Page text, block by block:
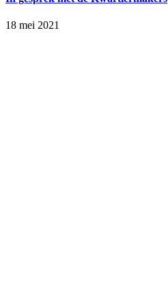
18 mei 2021